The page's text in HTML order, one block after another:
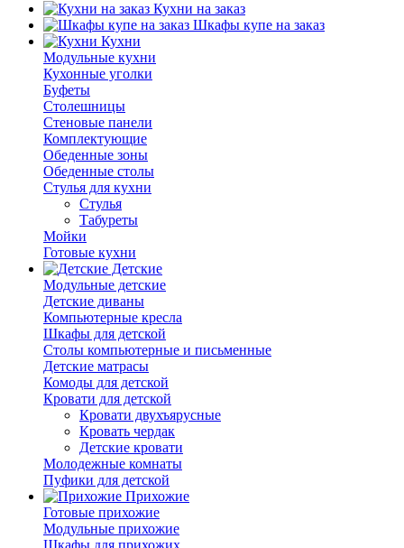
Кухни на заказ
Шкафы купе на заказ
Кухни
Модульные кухни
Кухонные уголки
Буфеты
Столешницы
Стеновые панели
Комплектующие
Обеденные зоны
Обеденные столы
Стулья для кухни
Cтулья
Табуреты
Мойки
Готовые кухни
Детские
Модульные детские
Детские диваны
Компьютерные кресла
Шкафы для детской
Столы компьютерные и письменные
Детские матрасы
Комоды для детской
Кровати для детской
Кровати двухъярусные
Кровать чердак
Детские кровати
Молодежные комнаты
Пуфики для детской
Прихожие
Готовые прихожие
Модульные прихожие
Шкафы для прихожих